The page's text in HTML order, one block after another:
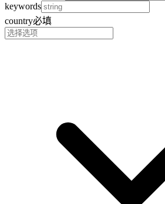
keywords
country必填